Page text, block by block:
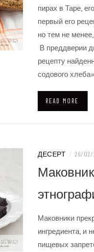
пирах в Таре,
первый его
но тем не
В преддверии
рецепту
содового хлеба»
READ MORE
ДЕСЕРТ / 26/02/
Маковники
ингредиента, и
пищевых